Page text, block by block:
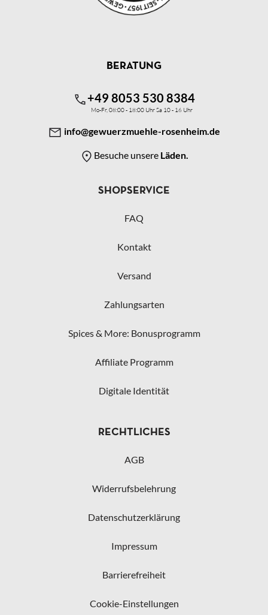
BERATUNG
+49 8053 530 8384
Mo-Fr, 08:00 - 18:00 Uhr Sa 10 - 16 Uhr
info@gewuerzmuehle-rosenheim.de
Besuche unsere Läden.
SHOPSERVICE
FAQ
Kontakt
Versand
Zahlungsarten
Spices & More: Bonusprogramm
Affiliate Programm
Digitale Identität
RECHTLICHES
AGB
Widerrufsbelehrung
Datenschutzerklärung
Impressum
Barrierefreiheit
Cookie-Einstellungen